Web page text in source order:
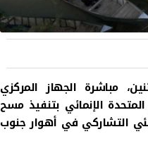
مباشرة الجهاز المركزي
الإنمائي بتنفيذ مسح
التشاركي في أهوار جنوب